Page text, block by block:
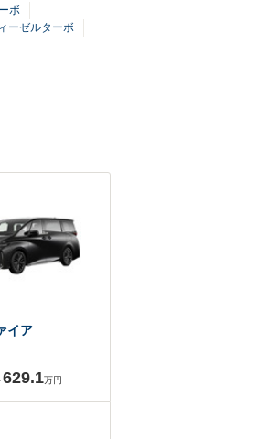
ボ
ーゼルターボ
イア
629.1万円